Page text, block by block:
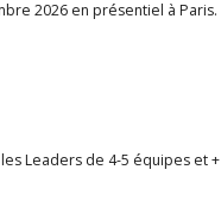
2026 en présentiel à Paris.
Leaders de 4-5 équipes et +